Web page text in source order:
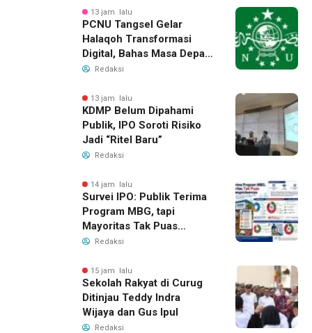
13 jam lalu
PCNU Tangsel Gelar
Halaqoh Transformasi
Digital, Bahas Masa Depan
NU di Era Disrupsi
Redaksi
13 jam lalu
KDMP Belum Dipahami
Publik, IPO Soroti Risiko
Jadi “Ritel Baru”
Redaksi
14 jam lalu
Survei IPO: Publik Terima
Program MBG, tapi
Mayoritas Tak Puas
dengan Pengelolaannya
Redaksi
15 jam lalu
Sekolah Rakyat di Curug
Ditinjau Teddy Indra
Wijaya dan Gus Ipul
Redaksi